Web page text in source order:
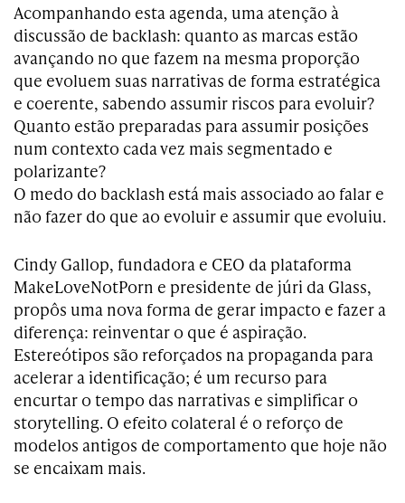
Acompanhando esta agenda, uma atenção à
discussão de backlash: quanto as marcas estão
avançando no que fazem na mesma proporção
que evoluem suas narrativas de forma estratégica
e coerente, sabendo assumir riscos para evoluir?
Quanto estão preparadas para assumir posições
num contexto cada vez mais segmentado e
polarizante?
O medo do backlash está mais associado ao falar e
não fazer do que ao evoluir e assumir que evoluiu.
Cindy Gallop, fundadora e CEO da plataforma
MakeLoveNotPorn e presidente de júri da Glass,
propôs uma nova forma de gerar impacto e fazer a
diferença: reinventar o que é aspiração.
Estereótipos são reforçados na propaganda para
acelerar a identificação; é um recurso para
encurtar o tempo das narrativas e simplificar o
storytelling. O efeito colateral é o reforço de
modelos antigos de comportamento que hoje não
se encaixam mais.